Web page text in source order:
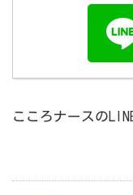
こころナースの